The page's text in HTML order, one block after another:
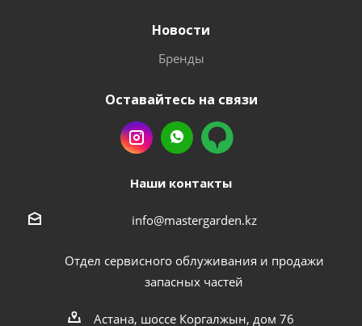
Новости
Бренды
Оставайтесь на связи
Наши контакты
info@mastergarden.kz
Отдел сервисного облуживания и продажи
запасных частей
Астана, шоссе Коргалжын, дом 76